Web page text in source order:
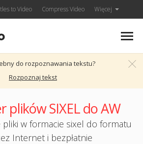
to Video Compress Video Więcej
do rozpoznawania tekstu?
Rozpoznaj tekst
plików SIXEL do AW
w formacie sixel do formatu
Internet i bezpłatnie